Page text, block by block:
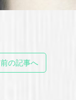
前の記事へ